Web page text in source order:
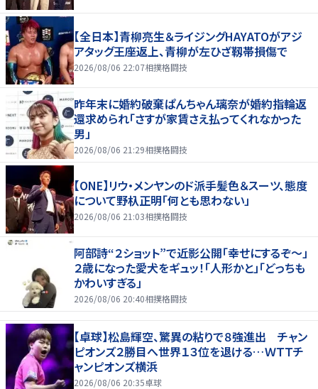
【全日本】青柳亮生＆ライジングHAYATOがアジ
アタッグ王座返上、青柳が左ひざ靱帯損傷で
2026/08/06 22:07相撲格闘技
昨年末に婚約破棄ぱんちゃん璃奈が婚約指輪返
還求められ「さすが家賃さえ払ってくれなかった
男」
2026/08/06 21:29相撲格闘技
【ONE】リウ・メンヤンのド派手髪色＆スーツ、態度
について野杁正明「何とも思わない」
2026/08/06 21:03相撲格闘技
阿部詩“２ショット”で近影公開「幸せにするぞ〜」
２歳になった愛犬をギュッ！「人形かと」「どっちも
かわいすぎる」
2026/08/06 20:40相撲格闘技
【卓球】松島輝空、驚異の粘りで８強進出 チャン
ピオンズ２勝目へ世界１３位を退ける…ＷＴＴチ
ャンピオンズ横浜
2026/08/06 20:35卓球